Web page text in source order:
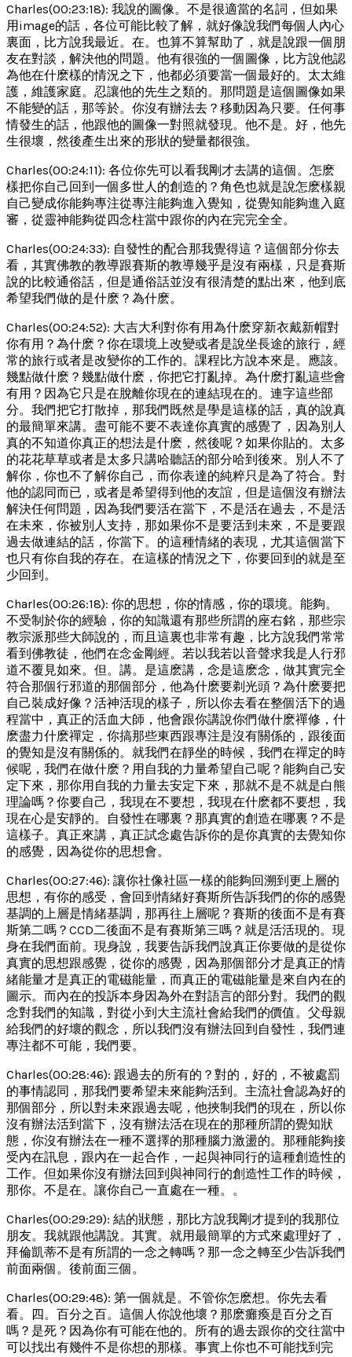
Charles(00:23:18): 我說的圖像。不是很適當的名詞，但如果
用image的話，各位可能比較了解，就好像說我們每個人內心
裏面，比方說我最近。在。也算不算幫助了，就是說跟一個朋
友在對談，解決他的問題。他有很強的一個圖像，比方說他認
為他在什麽樣的情況之下，他都必須要當一個最好的。太太維
護，維護家庭。忍讓他的先生之類的。那問題是這個圖像如果
不能變的話，那等於。你沒有辦法去？移動因為只要。任何事
情發生的話，他跟他的圖像一對照就發現。他不是。好，他先
生很壞，然後產生出來的形狀的變量都很強。
Charles(00:24:11): 各位你先可以看我剛才去講的這個。怎麽
樣把你自己回到一個多世人的創造的？角色也就是說怎麽樣親
自己變成你能夠專注從專注能夠進入覺知，從覺知能夠進入庭
審，從靈神能夠從四念柱當中跟你的內在完完全全。
Charles(00:24:33): 自發性的配合那我覺得這？這個部分你去
看，其實佛教的教導跟賽斯的教導幾乎是沒有兩樣，只是賽斯
說的比較通俗話，但是通俗話並沒有很清楚的點出來，他到底
希望我們做的是什麽？為什麽。
Charles(00:24:52): 大吉大利對你有用為什麽穿新衣戴新帽對
你有用？為什麽？你在環境上改變或者是說坐長途的旅行，經
常的旅行或者是改變你的工作的。課程比方說本來是。應該。
幾點做什麽？幾點做什麽，你把它打亂掉。為什麽打亂這些會
有用？因為它只是在脫離你現在的連結現在的。連字這些部
分。我們把它打散掉，那我們既然是學是這樣的話，真的說真
的最簡單來講。盡可能不要不表達你真實的感覺了，因為別人
真的不知道你真正的想法是什麽，然後呢？如果你貼的。太多
的花花草草或者是太多只講哈聽話的部分哈到後來。別人不了
解你，你也不了解你自己，而你表達的純粹只是為了符合。對
他的認同而已，或者是希望得到他的友誼，但是這個沒有辦法
解決任何問題，因為我們要活在當下，不是活在過去，不是活
在未來，你被別人支持，那如果你不是要活到未來，不是要跟
過去做連結的話，你當下。的這種情緒的表現，尤其這個當下
也只有你自我的存在。在這樣的情況之下，你要回到的就是至
少回到。
Charles(00:26:18): 你的思想，你的情感，你的環境。能夠。
不受制於你的經驗，你的知識還有那些所謂的座右銘，那些宗
教宗派那些大師說的，而且這裏也非常有趣，比方說我們常常
看到佛教徒，他們在念金剛經。若以我若以音聲求我是人行邪
道不覆見如來。但。講。是這麽講，念是這麽念，做其實完全
符合那個行邪道的那個部分，他為什麽要剃光頭？為什麽要把
自己裝成好像？活神活現的樣子，所以你去看在整個活下的過
程當中，真正的活血大師，他會跟你講說你們做什麽禪修，什
麽盡力什麽禪定，你搞那些東西跟專注是沒有關係的，跟後面
的覺知是沒有關係的。就我們在靜坐的時候，我們在禪定的時
候呢，我們在做什麽？用自我的力量希望自己呢？能夠自己安
定下來，那你用自我的力量去安定下來，那就不是不就是白熊
理論嗎？你要自己，我現在不要想，我現在什麽都不要想，我
現在心是安靜的。自發性在哪裏？那真實的創造在哪裏？不是
這樣子。真正來講，真正試念處告訴你的是你真實的去覺知你
的感覺，因為從你的思想會。
Charles(00:27:46): 讓你社像社區一樣的能夠回溯到更上層的
思想，有你的感受，會回到情緒好賽斯所告訴我們的你的感覺
基調的上層是情緒基調，那再往上層呢？賽斯的後面不是有賽
斯第二嗎？CCD二後面不是有賽斯第三嗎？就是活活現的。現
身在我們面前。現身說，我要告訴我們說真正你要做的是從你
真實的思想跟感覺，從你的感覺，因為那個部分才是真正的情
緒能量才是真正的電磁能量，而真正的電磁能量是來自內在的
圖示。而內在的投訴本身因為外在對語言的部分對。我們的觀
念對我們的知識，對從小到大主流社會給我們的價值。父母親
給我們的好壞的觀念，所以我們沒有辦法回到自發性，我們連
專注都不可能，我們要。
Charles(00:28:46): 跟過去的所有的？對的，好的，不被處罰
的事情認同，那我們要希望未來能夠活到。主流社會認為好的
那個部分，所以對未來跟過去呢，他挾制我們的現在，所以你
沒有辦法活到當下，沒有辦法活在現在的那種所謂的覺知狀
態，你沒有辦法在一種不選擇的那種腦力激盪的。那種能夠接
受內在訊息，跟內在一起合作，一起與神同行的這種創造性的
工作。但如果你沒有辦法回到與神同行的創造性工作的時候，
那你。不是在。讓你自己一直處在一種。。
Charles(00:29:29): 結的狀態，那比方說我剛才提到的我那位
朋友。我就跟他講說。其實。就用最簡單的方式來處理好了，
拜倫凱蒂不是有所謂的一念之轉嗎？那一念之轉至少告訴我們
前面兩個。後前面三個。
Charles(00:29:48): 第一個就是。不管你怎麽想。你先去看
看。四。百分之百。這個人你說他壞？那麽癱瘓是百分之百
嗎？是死？因為你有可能在他的。所有的過去跟你的交往當中
可以找出有幾件不是你想的那樣。事實上你也不可能找到完